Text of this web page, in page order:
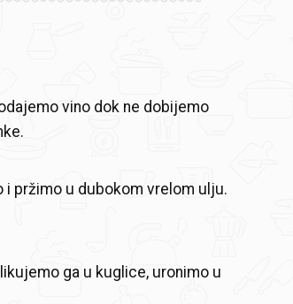
vino dok ne dobijemo
pržimo u dubokom vrelom ulju.
ga u kuglice, uronimo u